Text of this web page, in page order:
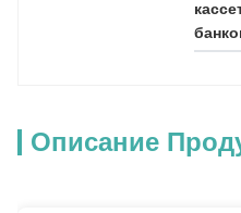
Описание